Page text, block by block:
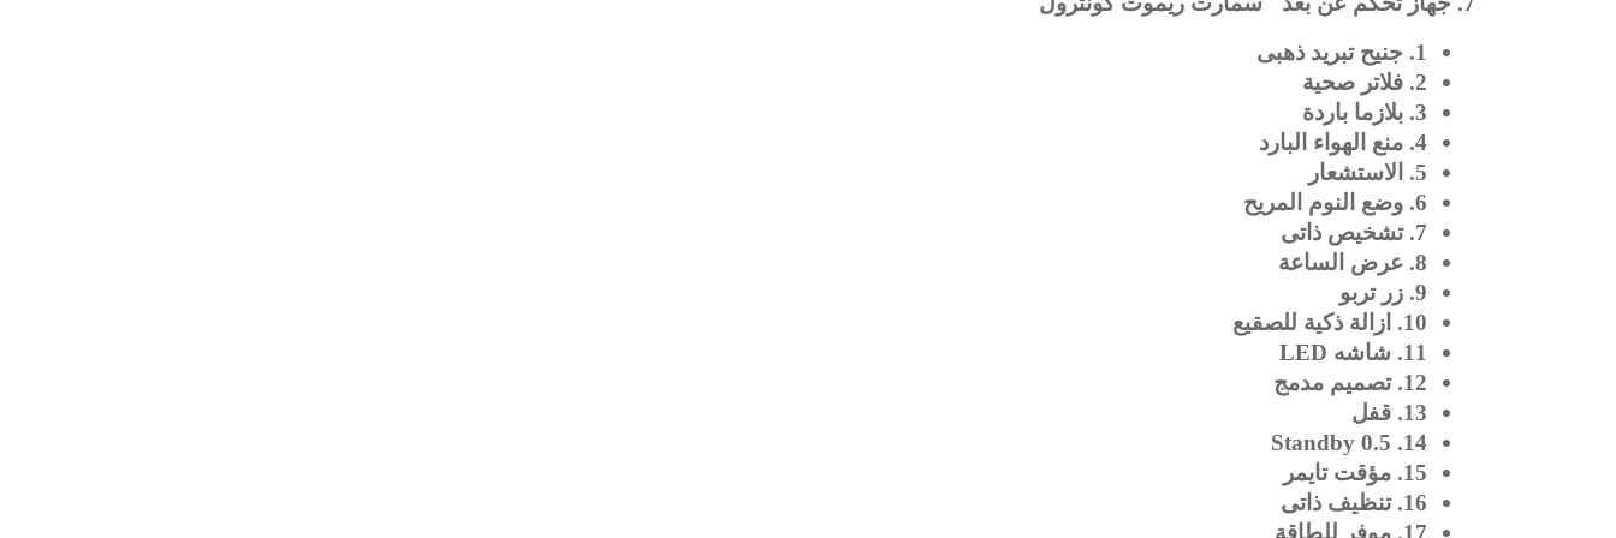
1. جنيح تبريد ذهبى
2. فلاتر صحية
3. بلازما باردة
4. منع الهواء البارد
5. الاستشعار
6. وضع النوم المريح
7. تشخيص ذاتى
8. عرض الساعة
9. زر تربو
10. ازالة ذكية للصقيع
11. شاشه LED
12. تصميم مدمج
13. قفل
14. 0.5 Standby
15. مؤقت تايمر
16. تنظيف ذاتى
17. موفر للطاقة